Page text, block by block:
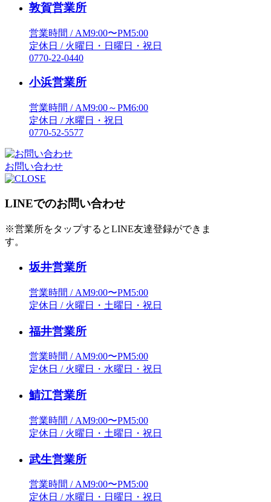
敦賀営業所
営業時間 / AM9:00〜PM5:00
定休日 / 火曜日・日曜日・祝日
0770-22-0440
小浜営業所
営業時間 / AM9:00～PM6:00
定休日 / 水曜日・祝日
0770-52-5577
お問い合わせ
LINEでのお問い合わせ
※営業所をタップするとLINE友達登録ができま
す。
坂井営業所
営業時間 / AM9:00〜PM5:00
定休日 / 火曜日・土曜日・祝日
福井営業所
営業時間 / AM9:00〜PM5:00
定休日 / 火曜日・水曜日・祝日
鯖江営業所
営業時間 / AM9:00〜PM5:00
定休日 / 火曜日・土曜日・祝日
武生営業所
営業時間 / AM9:00〜PM5:00
定休日 / 水曜日・日曜日・祝日